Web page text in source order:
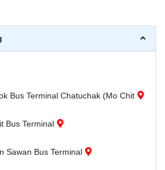
Bus Terminal Chatuchak (Mo Chit
Bus Terminal
Sawan Bus Terminal